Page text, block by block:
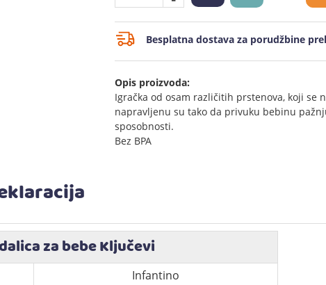
Besplatna dostava za porudžbine
Opis proizvoda:
Igračka od osam različitih prstenova, koji se
napravljenu su tako da privuku bebinu
sposobnosti.
Bez BPA
za bebe Ključevi
Infantino